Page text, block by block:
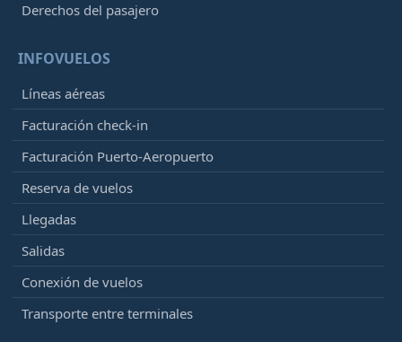
Derechos del pasajero
INFOVUELOS
Líneas aéreas
Facturación check-in
Facturación Puerto-Aeropuerto
Reserva de vuelos
Llegadas
Salidas
Conexión de vuelos
Transporte entre terminales